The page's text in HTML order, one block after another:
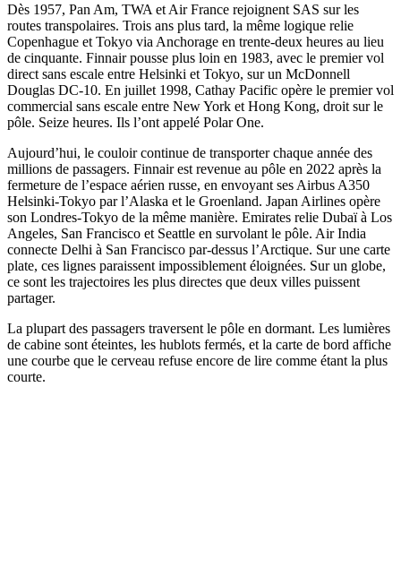
Dès 1957, Pan Am, TWA et Air France rejoignent SAS sur les
routes transpolaires. Trois ans plus tard, la même logique relie
Copenhague et Tokyo via Anchorage en trente-deux heures au lieu
de cinquante. Finnair pousse plus loin en 1983, avec le premier vol
direct sans escale entre Helsinki et Tokyo, sur un McDonnell
Douglas DC-10. En juillet 1998, Cathay Pacific opère le premier vol
commercial sans escale entre New York et Hong Kong, droit sur le
pôle. Seize heures. Ils l’ont appelé Polar One.
Aujourd’hui, le couloir continue de transporter chaque année des
millions de passagers. Finnair est revenue au pôle en 2022 après la
fermeture de l’espace aérien russe, en envoyant ses Airbus A350
Helsinki-Tokyo par l’Alaska et le Groenland. Japan Airlines opère
son Londres-Tokyo de la même manière. Emirates relie Dubaï à Los
Angeles, San Francisco et Seattle en survolant le pôle. Air India
connecte Delhi à San Francisco par-dessus l’Arctique. Sur une carte
plate, ces lignes paraissent impossiblement éloignées. Sur un globe,
ce sont les trajectoires les plus directes que deux villes puissent
partager.
La plupart des passagers traversent le pôle en dormant. Les lumières
de cabine sont éteintes, les hublots fermés, et la carte de bord affiche
une courbe que le cerveau refuse encore de lire comme étant la plus
courte.